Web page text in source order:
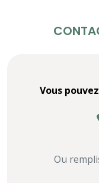
Vous
Ou